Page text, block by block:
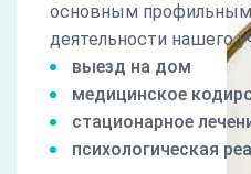
основным профильным
деятельности нашего
выезд на дом
медицинское
стационарное
психологическая